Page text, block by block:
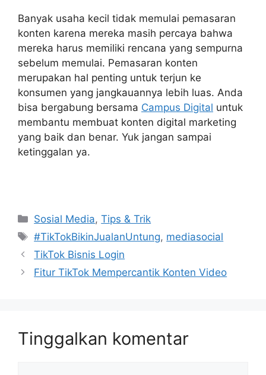
Banyak usaha kecil tidak memulai pemasaran
konten karena mereka masih percaya bahwa
mereka harus memiliki rencana yang sempurna
sebelum memulai. Pemasaran konten
merupakan hal penting untuk terjun ke
konsumen yang jangkauannya lebih luas. Anda
bisa bergabung bersama Campus Digital untuk
membantu membuat konten digital marketing
yang baik dan benar. Yuk jangan sampai
ketinggalan ya.
Kategori
Sosial Media,Tips & Trik
Tag
#TikTokBikinJualanUntung, mediasocial
TikTok Bisnis Login
Fitur TikTok Mempercantik Konten Video
Tinggalkan komentar